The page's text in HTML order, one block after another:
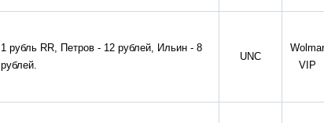
1 рубль RR, Петров - 12 рублей, Ильин - 8
рублей.
UNC
Wolmar
VIP